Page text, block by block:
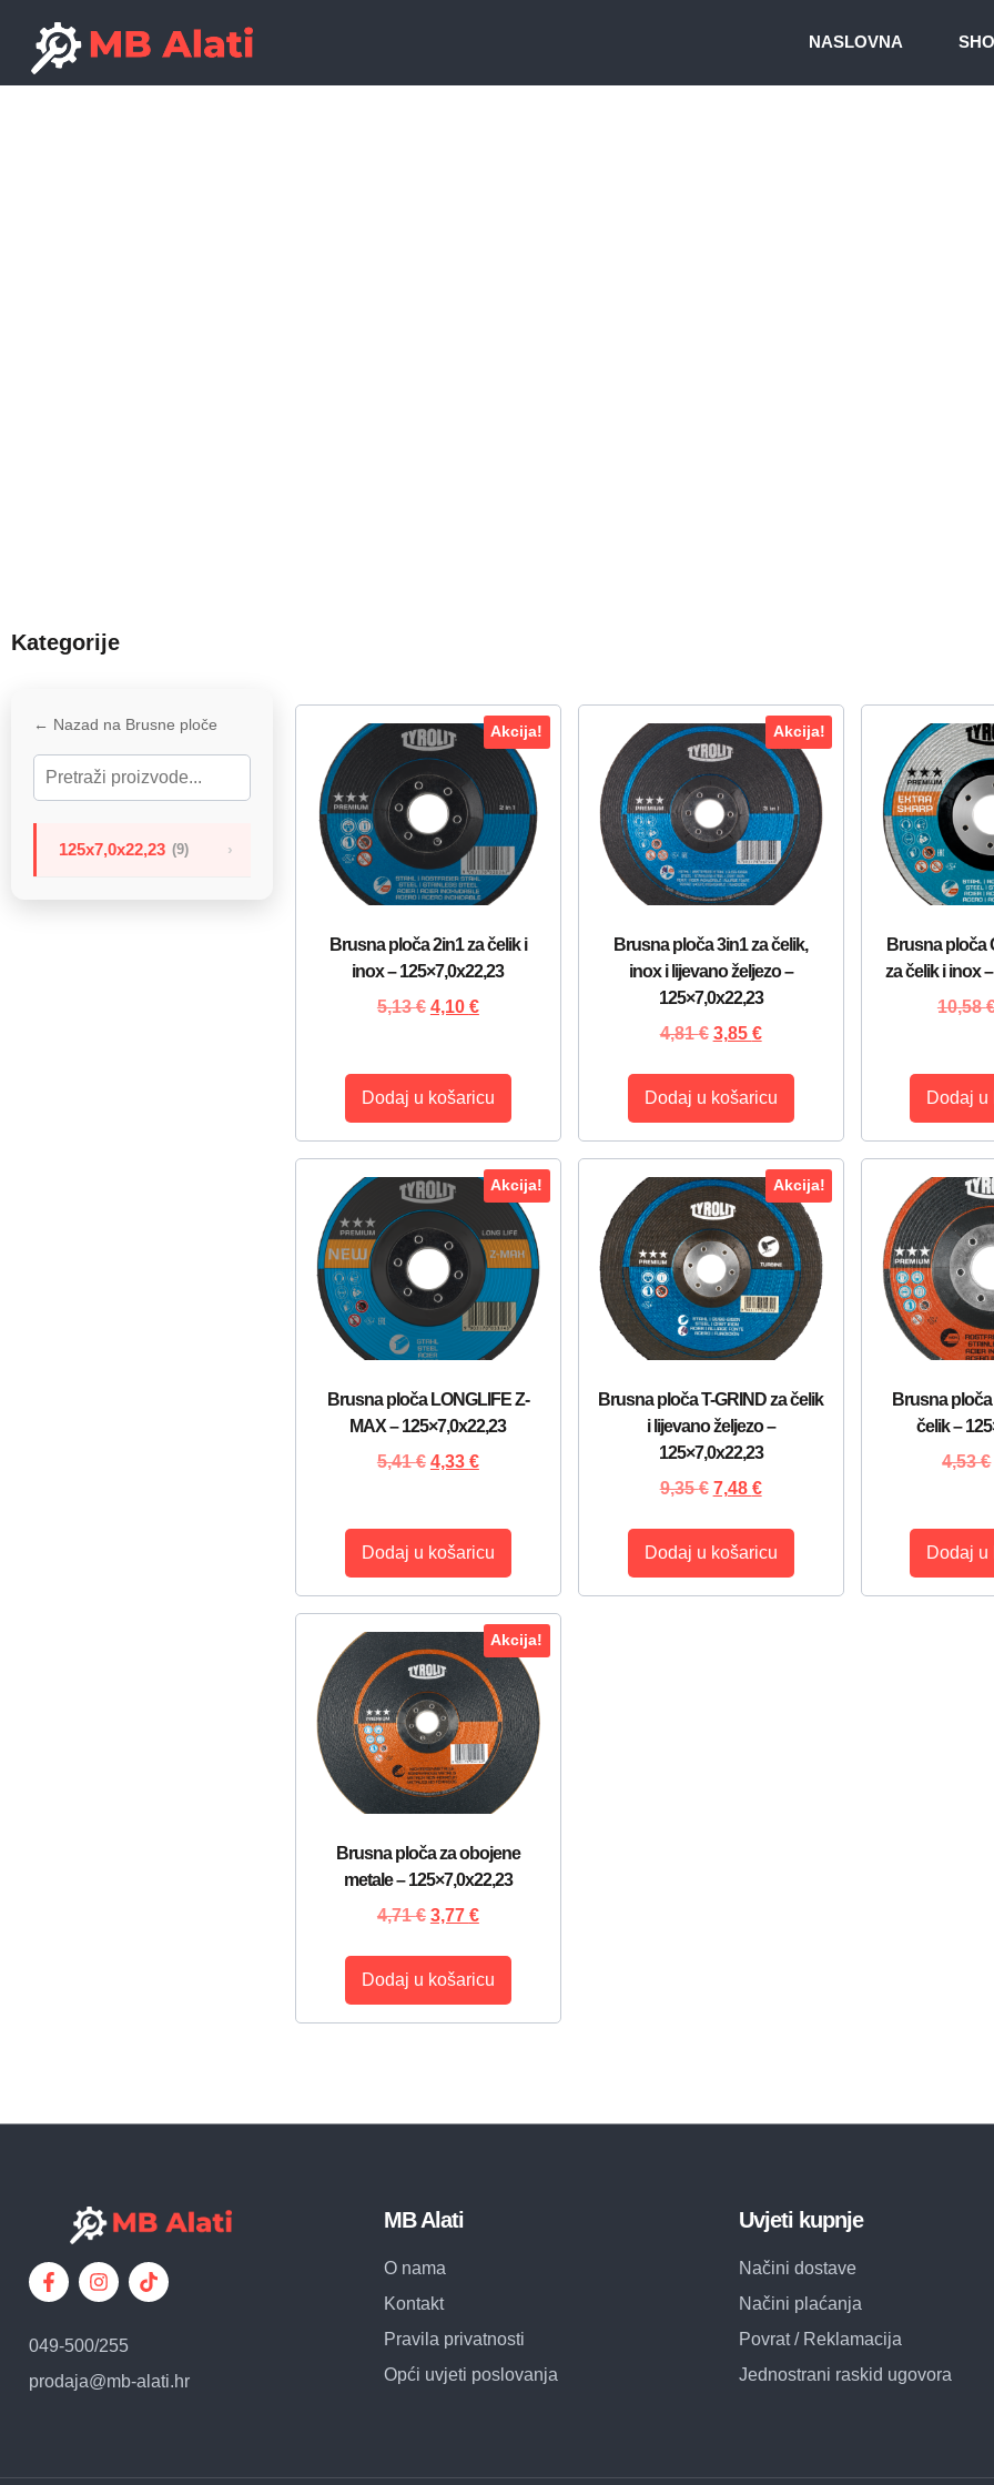
NASLOVNA
Kategorije
← Nazad na Brusne ploče
125x7,0x22,23 (9)
Akcija!
Brusna ploča 2in1 za čelik i
inox – 125×7,0x22,23
5,13€ 4,10 €
Dodaj u košaricu
Akcija!
Brusna ploča 3in1 za čelik,
inox i lijevano željezo –
125×7,0x22,23
4,81€ 3,85 €
Dodaj u košaricu
Brusna ploča
za čelik i inox
10,58
Dodaj u
Akcija!
Brusna ploča LONGLIFE Z-
MAX – 125×7,0x22,23
5,41€ 4,33 €
Dodaj u košaricu
Akcija!
Brusna ploča T-GRIND za čelik
i lijevano željezo –
125×7,0x22,23
9,35€ 7,48 €
Dodaj u košaricu
Brusna
čelik –
4,53€
Dodaj u
Akcija!
Brusna ploča za obojene
metale – 125×7,0x22,23
4,71€ 3,77 €
Dodaj u košaricu
049-500/255
prodaja@mb-alati.hr
MB Alati
O nama
Kontakt
Pravila privatnosti
Opći uvjeti poslovanja
Uvjeti kupnje
Načini dostave
Načini plaćanja
Povrat / Reklamacija
Jednostrani raskid ugovora